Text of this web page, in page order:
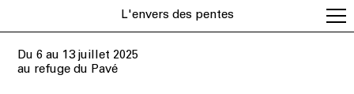
L'envers des pentes
Du 6 au 13 juillet 2025
au refuge du Pavé